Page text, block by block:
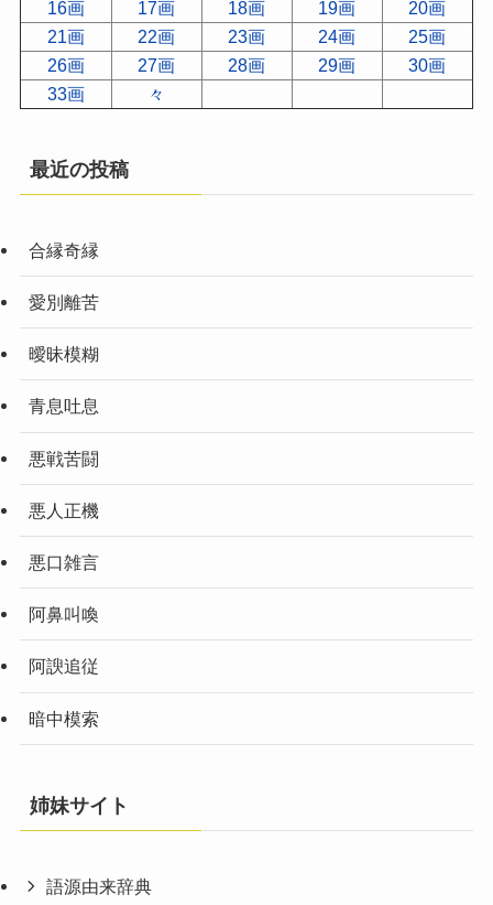
16画
17画 18画 19画
20画
21画
22画 23画 24画
25画
26画
27画 28画 29画
30画
33画
々
最近の投稿
合縁奇縁
愛別離苦
曖昧模糊
青息吐息
悪戦苦闘
悪人正機
悪口雑言
阿鼻叫喚
阿諛追従
暗中模索
姉妹サイト
語源由来辞典